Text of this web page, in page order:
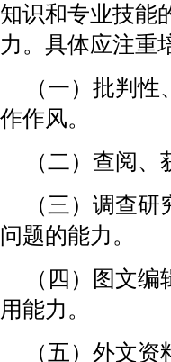
知识和专业技能
力。具体应注重
（一）批判
作作风。
（二）查阅
（三）调查
问题的能力。
（四）图文
用能力。
（五）外文